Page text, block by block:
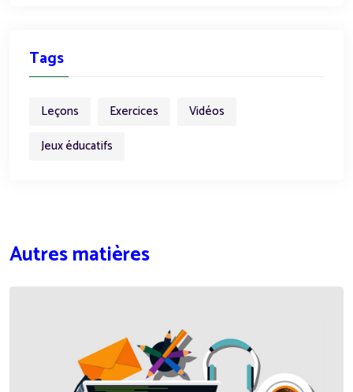
Tags
Leçons Exercices
Vidéos
Jeux éducatifs
Autres matières